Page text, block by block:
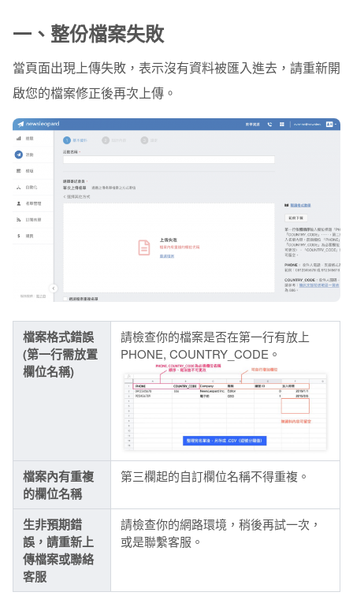
一、整份檔案失敗
當頁面出現上傳失敗，表示沒有資料被匯入進去，請重新開
啟您的檔案修正後再次上傳。
檔案格式錯誤
(第一行需放置
欄位名稱)
請檢查你的檔案是否在第一行有放上
PHONE, COUNTRY_CODE。
檔案內有重複
的欄位名稱
第三欄起的自訂欄位名稱不得重複。
生非預期錯
誤，請重新上
傳檔案或聯絡
客服
請檢查你的網路環境，稍後再試一次，
或是聯繫客服。